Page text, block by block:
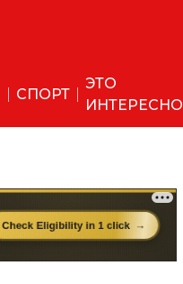
СПОРТ
ЭТО
ИНТЕРЕСНО